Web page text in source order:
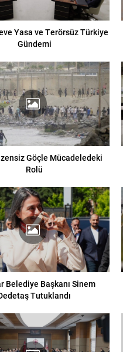
Yasa ve Terörsüz Türkiye
Gündemi
Göçle Mücadeledeki
Rolü
Belediye Başkanı Sinem
Tutuklandı